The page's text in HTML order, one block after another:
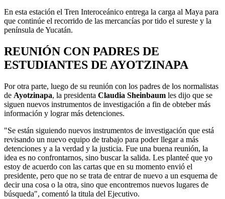
En esta estación el Tren Interoceánico entrega la carga al Maya para
que continúe el recorrido de las mercancías por tido el sureste y la
península de Yucatán.
REUNIÓN CON PADRES DE
ESTUDIANTES DE AYOTZINAPA
Por otra parte, luego de su reunión con los padres de los normalistas
de Ayotzinapa, la presidenta Claudia Sheinbaum les dijo que se
siguen nuevos instrumentos de investigación a fin de obteber más
información y lograr más detenciones.
"Se están siguiendo nuevos instrumentos de investigación que está
revisando un nuevo equipo de trabajo para poder llegar a más
detenciones y a la verdad y la justicia. Fue una buena reunión, la
idea es no confrontarnos, sino buscar la salida. Les planteé que yo
estoy de acuerdo con las cartas que en su momento envió el
presidente, pero que no se trata de entrar de nuevo a un esquema de
decir una cosa o la otra, sino que encontremos nuevos lugares de
búsqueda", comentó la titula del Ejecutivo.